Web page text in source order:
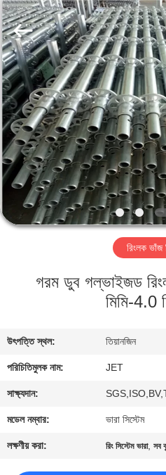
বাড়ি
পণ্য
আমাদের
সম্পর্কে
কারখানা
আমাদের
সাথে
যোগাযোগ
করুন
Scaffold
&
Formwork
System
Co.,
Ltd..
All
Rights
Reserved.
রিংলক ভাঁজ
গরম ডুব গল্ভাইজড
মিমি-4.0
উৎপত্তি স্থল: তিয়ানজিন
পরিচিতিমুলক নাম: JET
সাক্ষ্যদান:
মডেল নম্বার: ভারা সিস্টেম
লক্ষণীয় করা: রিং সিস্টেম ভারা,সব